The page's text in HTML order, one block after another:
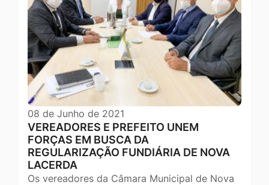
08 de Junho de 2021
VEREADORES E PREFEITO UNEM
FORÇAS EM BUSCA DA
REGULARIZAÇÃO FUNDIÁRIA DE NOVA
LACERDA
Os vereadores da Câmara Municipal de Nova